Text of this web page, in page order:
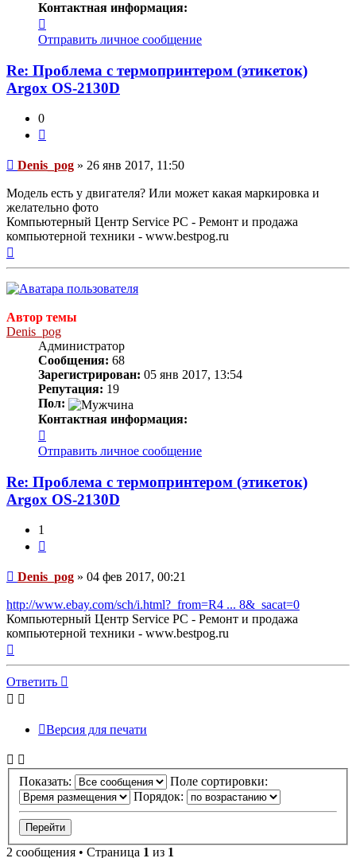
Контактная информация:
информация
пользователя
Denis_pog
Отправить личное сообщение
Re: Проблема с термопринтером (этикеток)
Argox OS-2130D
0
Сообщение
Denis_pog » 26 янв 2017, 11:50
Модель есть у двигателя? Или может какая маркировка и
желательно фото
Компьютерный Центр Service PC - Ремонт и продажа
компьютерной техники - www.bestpog.ru
к
началу
Автор темы
Denis_pog
Администратор
Сообщения: 68
Зарегистрирован: 05 янв 2017, 13:54
Репутация: 19
Пол:
Контактная информация:
информация
пользователя
Denis_pog
Отправить личное сообщение
Re: Проблема с термопринтером (этикеток)
Argox OS-2130D
1
Сообщение
Denis_pog » 04 фев 2017, 00:21
http://www.ebay.com/sch/i.html?_from=R4 ... 8&_sacat=0
Компьютерный Центр Service PC - Ремонт и продажа
компьютерной техники - www.bestpog.ru
началу
Ответить
Версия для печати
Показать:
Поле сортировки:
Порядок:
2 сообщения • Страница 1 из 1